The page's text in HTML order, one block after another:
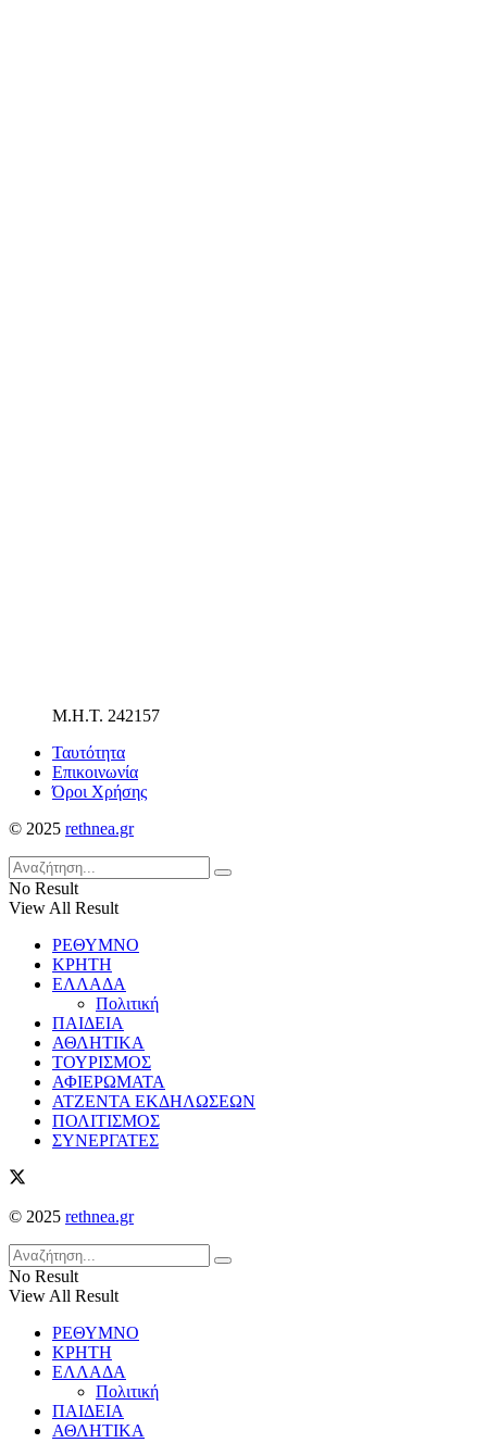
Μ.Η.Τ. 242157
Ταυτότητα
Επικοινωνία
Όροι Χρήσης
© 2025 rethnea.gr
No Result
View All Result
ΡΕΘΥΜΝΟ
ΚΡΗΤΗ
ΕΛΛΑΔΑ
Πολιτική
ΠΑΙΔΕΙΑ
ΑΘΛΗΤΙΚΑ
ΤΟΥΡΙΣΜΟΣ
ΑΦΙΕΡΩΜΑΤΑ
ΑΤΖΕΝΤΑ ΕΚΔΗΛΩΣΕΩΝ
ΠΟΛΙΤΙΣΜΟΣ
ΣΥΝΕΡΓΑΤΕΣ
© 2025 rethnea.gr
No Result
View All Result
ΡΕΘΥΜΝΟ
ΚΡΗΤΗ
ΕΛΛΑΔΑ
Πολιτική
ΠΑΙΔΕΙΑ
ΑΘΛΗΤΙΚΑ